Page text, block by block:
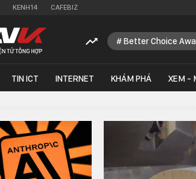
KENH14 CAFEBIZ
Better Choice
TIN ICT INTERNET KHÁM PHÁ XEM -